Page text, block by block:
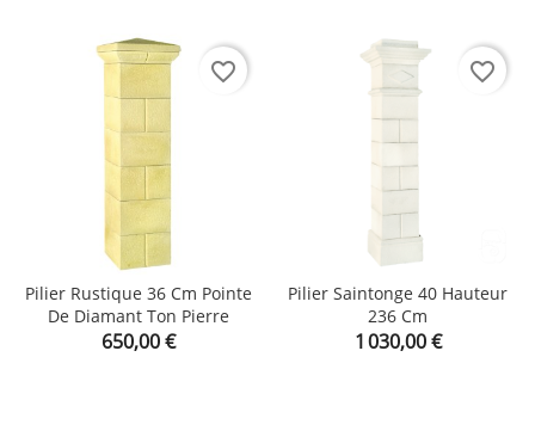
Pilier Rustique 36 Cm Pointe
De Diamant Ton Pierre
Prix
650,00 €
favorite_border
Pilier Saintonge 40 Hauteur
236 Cm
Prix
1 030,00 €
favorite_border